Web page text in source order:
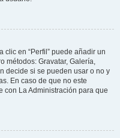
clic en “Perfil” puede añadir un
métodos: Gravatar, Galería,
decide si se pueden usar o no y
En caso de que no este
con La Administración para que